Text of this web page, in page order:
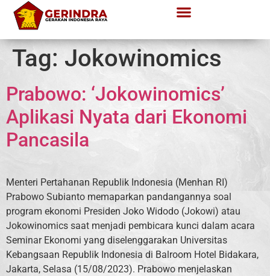
Tag: Jokowinomics
Prabowo: ‘Jokowinomics’
Aplikasi Nyata dari Ekonomi
Pancasila
Menteri Pertahanan Republik Indonesia (Menhan RI)
Prabowo Subianto memaparkan pandangannya soal
program ekonomi Presiden Joko Widodo (Jokowi) atau
Jokowinomics saat menjadi pembicara kunci dalam acara
Seminar Ekonomi yang diselenggarakan Universitas
Kebangsaan Republik Indonesia di Balroom Hotel Bidakara,
Jakarta, Selasa (15/08/2023). Prabowo menjelaskan